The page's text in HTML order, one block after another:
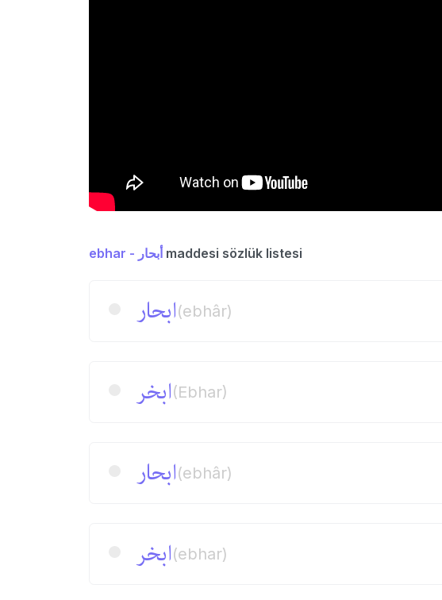
ebhar - أبحار maddesi sözlük listesi
ابحار(ebhâr)
ابخر(Ebhar)
ابحار(ebhâr)
ابخر(ebhar)